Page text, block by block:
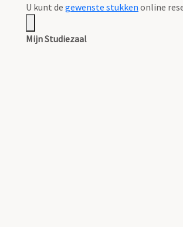
U kunt de gewenste stukken online
Mijn Studiezaal